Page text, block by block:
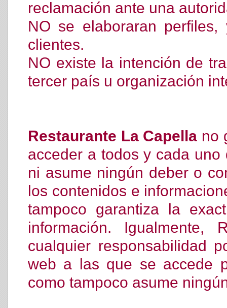
reclamación ante una
NO se elaboraran
clientes.
NO existe la intención de
tercer país u organización
Restaurante La Capella no
acceder a todos y cada
ni asume ningún deber o
los contenidos e
tampoco garantiza la
información. Igualmente,
cualquier responsabilidad
web a las que se accede
como tampoco asume